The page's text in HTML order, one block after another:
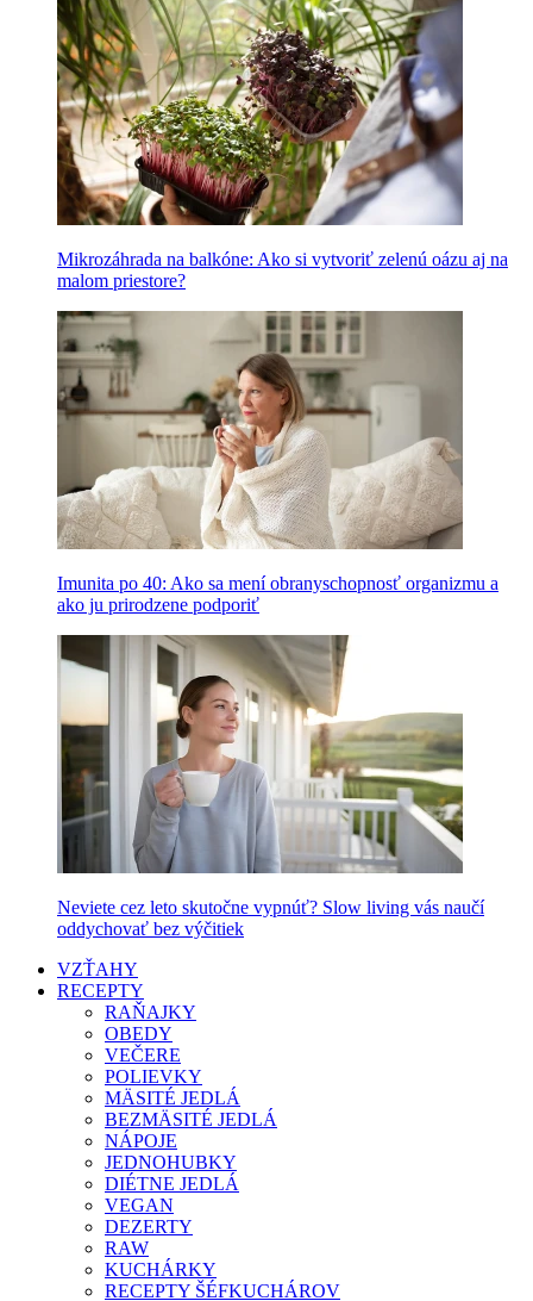
Mikrozáhrada na balkóne: Ako si vytvoriť zelenú oázu aj na
malom priestore?
Imunita po 40: Ako sa mení obranyschopnosť organizmu a
ako ju prirodzene podporiť
Neviete cez leto skutočne vypnúť? Slow living vás naučí
oddychovať bez výčitiek
VZŤAHY
RECEPTY
RAŇAJKY
OBEDY
VEČERE
POLIEVKY
MÄSITÉ JEDLÁ
BEZMÄSITÉ JEDLÁ
NÁPOJE
JEDNOHUBKY
DIÉTNE JEDLÁ
VEGAN
DEZERTY
RAW
KUCHÁRKY
RECEPTY ŠÉFKUCHÁROV